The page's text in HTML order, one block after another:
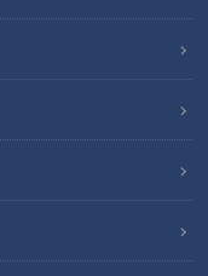
を綴る、竜党のみなさ
コラム（？）である。
乗る井上竜。５月３１
懸けたオリックス・バ
元監督で球界のレジェ
コラムは交流戦初優
る“山田語録”を共有